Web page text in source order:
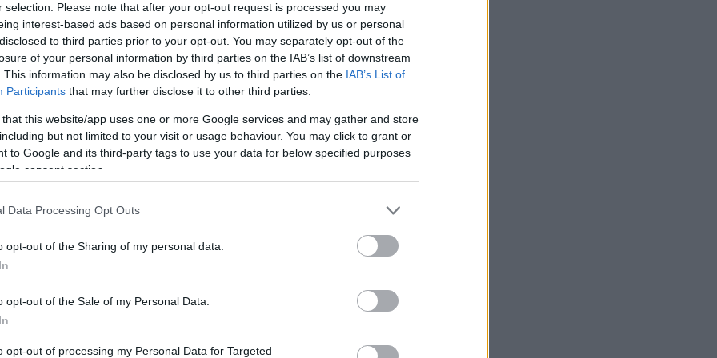
selection. Please note that after your opt-out request is processed you may
interest-based ads based on personal information utilized by us or personal
to third parties prior to your opt-out. You may separately opt-out of the
of your personal information by third parties on the IAB’s list of downstream
This information may also be disclosed by us to third parties on the IAB’s List of
Participants that may further disclose it to other third parties.
that this website/app uses one or more Google services and may gather and store
but not limited to your visit or usage behaviour. You may click to grant or
to Google and its third-party tags to use your data for below specified purposes
consent section.
Data Processing Opt Outs
opt-out of the Sharing of my personal data.
opt-out of the Sale of my Personal Data.
opt-out of processing my Personal Data for Targeted
με εντυπωσιακό κορεό
Ρονάλντο τιμήθηκε από την Αλ Νασρ πριν την
απέναντι στην Αλ Αχλί, με τους φιλάθλους να
εντυπωσιακό κορεό
3D κορεό των οπαδών
στη μνήμη του
του Dragon Ball, Ακίρα
- Bίντεο & φωτογραφίες
βραζιλιάνικου συλλόγου τίμησαν τη μνήμη του